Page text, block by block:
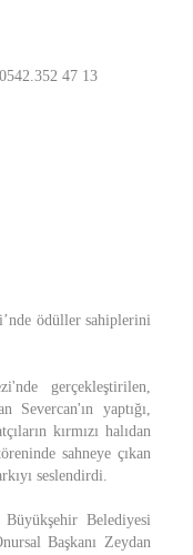
47 13
ödüller sahiplerini
gerçekleştirilen,
Severcan'ın yaptığı,
kırmızı halıdan
sahneye çıkan
seslendirdi.
Belediyesi
Başkanı Zeydan